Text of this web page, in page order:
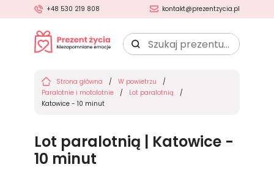
+48 530 219 808 kontakt@prezentzycia.pl
Szukaj
prezentu:
Strona główna
W powietrzu
Paralotnie i motolotnie
Lot paralotnią
Katowice - 10 minut
Lot paralotnią | Katowice -
10 minut